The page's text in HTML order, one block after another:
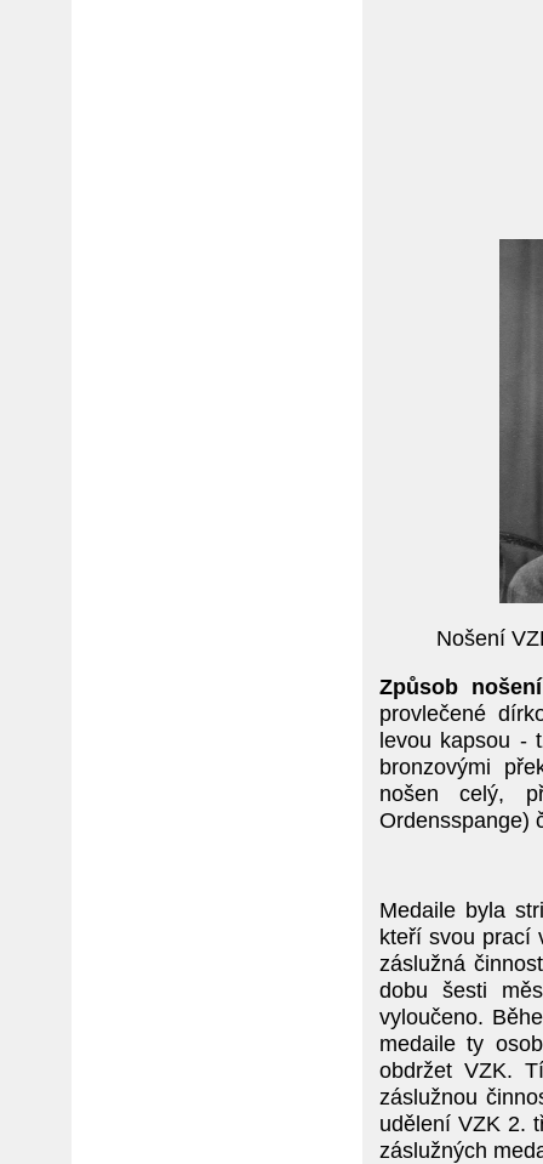
Nošení
Způsob
provlečené
levou kapsou -
bronzovými
nošen celý,
Ordensspange)
Medaile byla
kteří svou prací
záslužná
dobu šesti
vyloučeno.
medaile ty
obdržet VZK.
záslužnou
udělení VZK 2.
záslužných